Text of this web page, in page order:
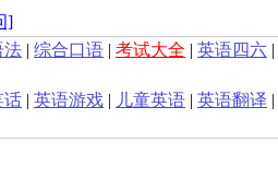
]
法 | 综合口语 | 考试大全 | 英语四六 |
话 | 英语游戏 | 儿童英语 | 英语翻译 |